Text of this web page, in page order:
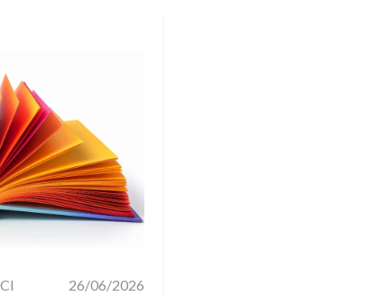
26/06/2026